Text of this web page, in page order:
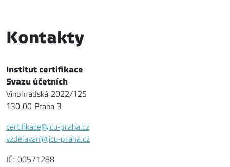
Kontakty
Institut certifikace
Svazu účetních
Vinohradská 2022/125
130 00 Praha 3
certifikace@icu-praha.cz
vzdelavani@icu-praha.cz
IČ: 00571288